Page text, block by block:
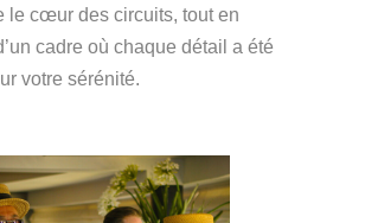
le cœur des circuits, tout en
cadre où chaque détail a été
votre sérénité.